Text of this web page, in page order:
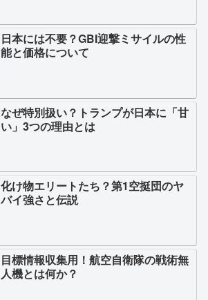
日本には不要？GBI迎撃ミサイルの性
能と価格について
なぜ特別扱い？トランプが日本に「甘
い」3つの理由とは
化け物エリートたち？第1空挺団のヤ
バイ強さと伝説
目標情報収集用！航空自衛隊の戦術無
人機とは何か？